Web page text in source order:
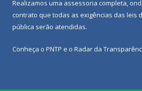
Realizamos uma assessoria completa,
contrato que todas as exigências das leis
pública serão atendidas.
Conheça o PNTP e o Radar da